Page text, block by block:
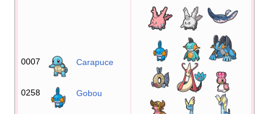
0007 Carapuce
0258 Gobou